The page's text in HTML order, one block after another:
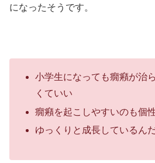
になったそうです。
小学生になっても癇癪が治
くていい
癇癪を起こしやすいのも個
ゆっくりと成長しているん